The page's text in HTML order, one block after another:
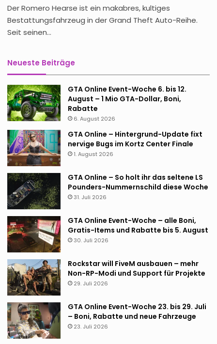
Der Romero Hearse ist ein makabres, kultiges
Bestattungsfahrzeug in der Grand Theft Auto-Reihe.
Seit seinen…
Neueste Beiträge
GTA Online Event-Woche 6. bis 12.
August – 1 Mio GTA-Dollar, Boni,
Rabatte
6. August 2026
GTA Online – Hintergrund-Update fixt
nervige Bugs im Kortz Center Finale
1. August 2026
GTA Online – So holt ihr das seltene LS
Pounders-Nummernschild diese Woche
31. Juli 2026
GTA Online Event-Woche – alle Boni,
Gratis-Items und Rabatte bis 5. August
30. Juli 2026
Rockstar will FiveM ausbauen – mehr
Non-RP-Modi und Support für Projekte
29. Juli 2026
GTA Online Event-Woche 23. bis 29. Juli
– Boni, Rabatte und neue Fahrzeuge
23. Juli 2026